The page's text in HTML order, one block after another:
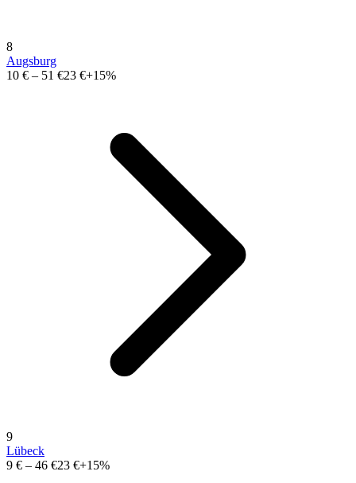
8
Augsburg
10 € – 51 €23 €+15%
9
Lübeck
9 € – 46 €23 €+15%